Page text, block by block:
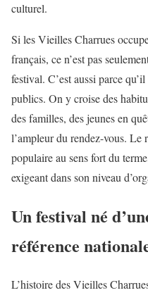
culturel.
Si les Vieilles Charrues
français, ce n’est pas
festival. C’est aussi parce
publics. On y croise des
des familles, des jeunes en
l’ampleur du rendez-vous. Le
populaire au sens fort du
exigeant dans son niveau
Un festival né
référence
L’histoire des Vieilles